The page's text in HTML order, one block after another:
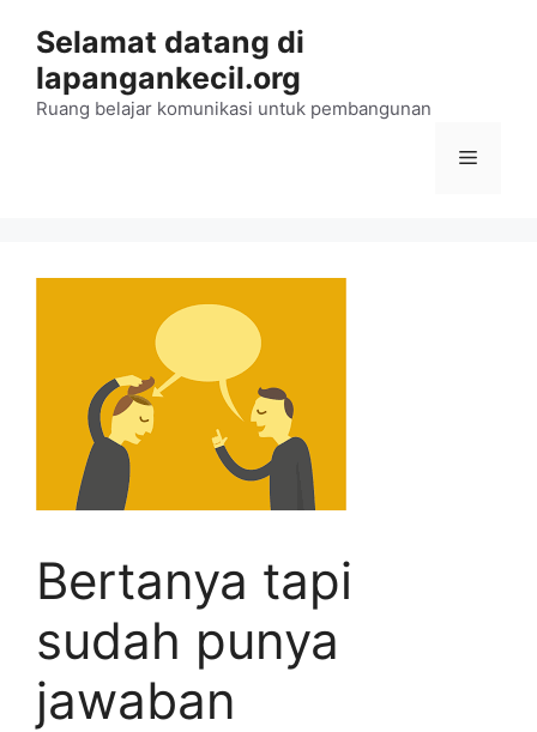
Selamat datang di
lapangankecil.org
Ruang belajar komunikasi untuk pembangunan
Menu
Bertanya tapi
sudah punya
jawaban